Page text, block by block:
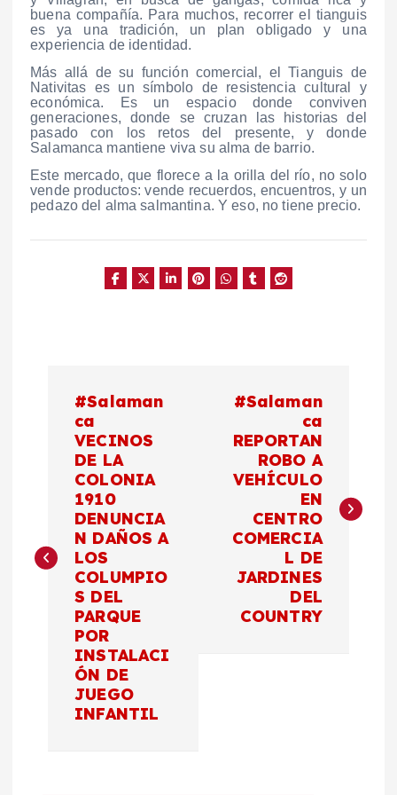
buena compañía. Para muchos, recorrer el tianguis
es ya una tradición, un plan obligado y una
experiencia de identidad.
Más allá de su función comercial, el Tianguis de
Nativitas es un símbolo de resistencia cultural y
económica. Es un espacio donde conviven
generaciones, donde se cruzan las historias del
pasado con los retos del presente, y donde
Salamanca mantiene viva su alma de barrio.
Este mercado, que florece a la orilla del río, no solo
vende productos: vende recuerdos, encuentros, y un
pedazo del alma salmantina. Y eso, no tiene precio.
g
#Salaman
ca
VECINOS
DE LA
COLONIA
1910
DENUNCIA
N DAÑOS A
LOS
COLUMPIO
S DEL
PARQUE
POR
INSTALACI
ÓN DE
JUEGO
INFANTIL
#Salaman
ca
REPORTAN
ROBO A
VEHÍCULO
EN
CENTRO
COMERCIA
L DE
JARDINES
DEL
COUNTRY